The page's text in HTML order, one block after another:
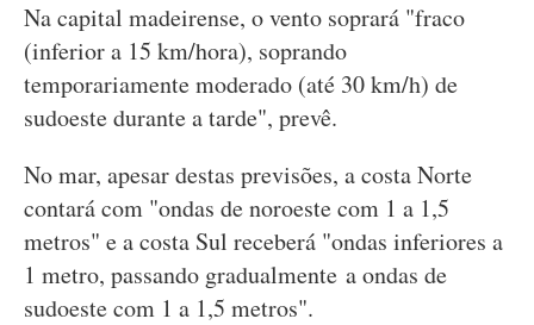
Na capital madeirense, o vento soprará "fraco
(inferior a 15 km/hora), soprando
temporariamente moderado (até 30 km/h) de
sudoeste durante a tarde", prevê.
No mar, apesar destas previsões, a costa Norte
contará com "ondas de noroeste com 1 a 1,5
metros" e a costa Sul receberá "ondas inferiores a
1 metro, passando gradualmente a ondas de
sudoeste com 1 a 1,5 metros".